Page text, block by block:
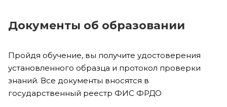
Документы об образовании
Пройдя обучение, вы получите удостоверения
установленного образца и протокол проверки
знаний. Все документы вносятся в
государственный реестр ФИС ФРДО